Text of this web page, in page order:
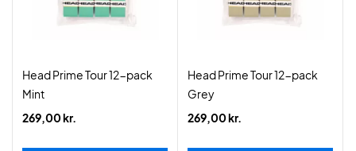
Head Prime Tour 12-pack
Mint
269,00 kr.
Head Prime Tour 12-pack
Grey
269,00 kr.